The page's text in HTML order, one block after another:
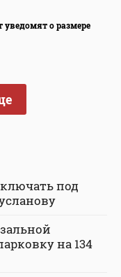
уведомят о размере
под
на 134